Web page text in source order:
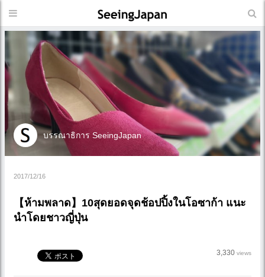
บรรณาธิการ SeeingJapan
2017/12/16
【ห้ามพลาด】10สุดยอดจุดช้อปปิ้งในโอซาก้า แนะ
นำโดยชาวญี่ปุ่น
3,330 views